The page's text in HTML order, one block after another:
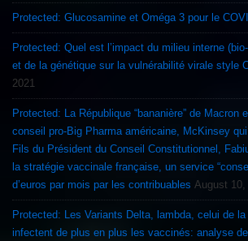
Protected: Glucosamine et Oméga 3 pour le
Protected: Quel est l’impact du milieu interne
et de la génétique sur la vulnérabilité virale style
2021
Protected: La République “bananière” de Macron
conseil pro-Big Pharma américaine, McKinsey
Fils du Président du Conseil Constitutionnel,
la stratégie vaccinale française, un service
d’euros par mois par les contribuables August 10,
Protected: Les Variants Delta, lambda, celui de
infectent de plus en plus les vaccinés: analyse